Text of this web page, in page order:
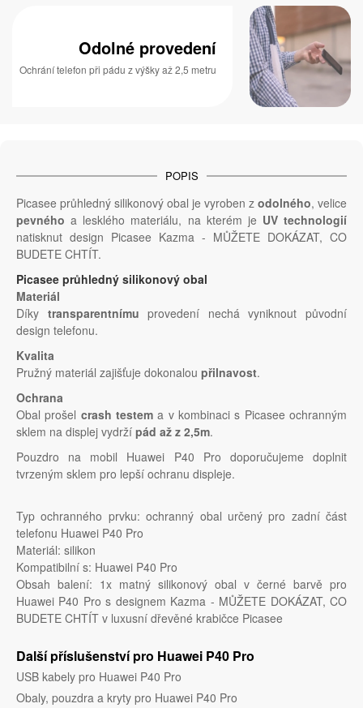
Odolné provedení
Ochrání telefon při pádu z výšky až 2,5 metru
POPIS
Picasee průhledný silikonový obal je vyroben z odolného, velice
pevného a lesklého materiálu, na kterém je UV technologií
natisknut design Picasee Kazma - MŮŽETE DOKÁZAT, CO
BUDETE CHTÍT.
Picasee průhledný silikonový obal
Materiál
Díky transparentnímu provedení nechá vyniknout původní
design telefonu.
Kvalita
Pružný materiál zajišťuje dokonalou přilnavost.
Ochrana
Obal prošel crash testem a v kombinaci s Picasee ochranným
sklem na displej vydrží pád až z 2,5m.
Pouzdro na mobil Huawei P40 Pro doporučujeme doplnit
tvrzeným sklem pro lepší ochranu displeje.
Typ ochranného prvku: ochranný obal určený pro zadní část
telefonu Huawei P40 Pro
Materiál: silikon
Kompatibilní s: Huawei P40 Pro
Obsah balení: 1x matný silikonový obal v černé barvě pro
Huawei P40 Pro s designem Kazma - MŮŽETE DOKÁZAT, CO
BUDETE CHTÍT v luxusní dřevěné krabičce Picasee
Další příslušenství pro Huawei P40 Pro
USB kabely pro Huawei P40 Pro
Obaly, pouzdra a kryty pro Huawei P40 Pro